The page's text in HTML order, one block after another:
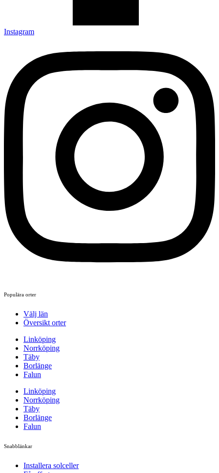
Instagram
Populära orter
Välj län
Översikt orter
Linköping
Norrköping
Täby
Borlänge
Falun
Linköping
Norrköping
Täby
Borlänge
Falun
Snabblänkar
Installera solceller